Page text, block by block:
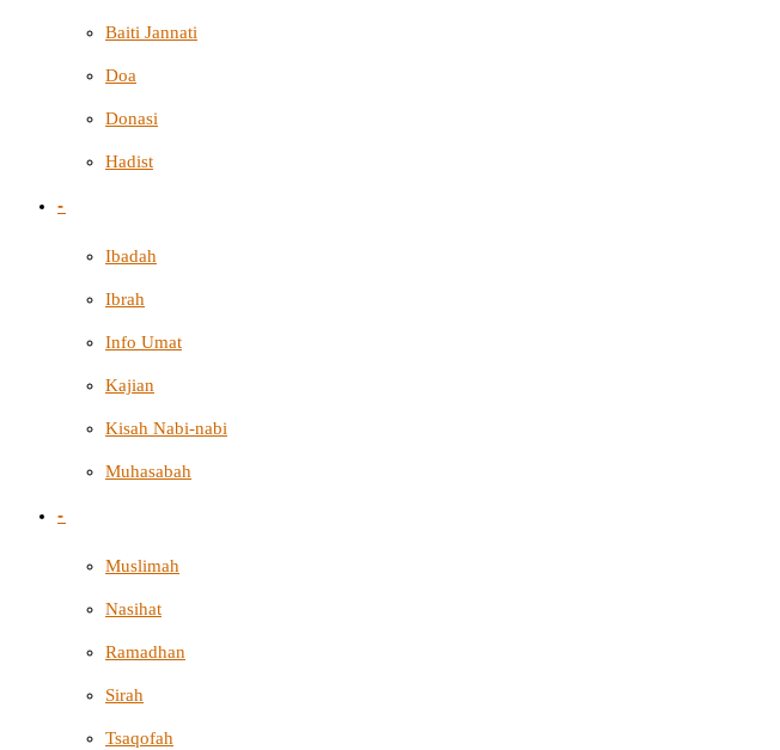
Baiti Jannati
Doa
Donasi
Hadist
-
Ibadah
Ibrah
Info Umat
Kajian
Kisah Nabi-nabi
Muhasabah
-
Muslimah
Nasihat
Ramadhan
Sirah
Tsaqofah